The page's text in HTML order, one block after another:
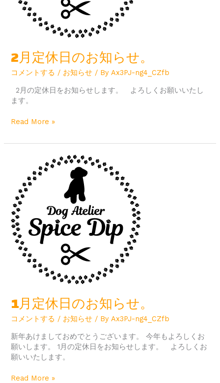
2月定休日のお知らせ。
コメントする / お知らせ / ByAx3PJ-ng4_CZfb
2月の定休日をお知らせします。 よろしくお願いいたし
ます。
せ。
Read More »
1月定休日のお知らせ。
コメントする / お知らせ / ByAx3PJ-ng4_CZfb
新年あけましておめでとうございます。 今年もよろしくお
願いします。 1月の定休日をお知らせします。 よろしくお
願いいたします。
日
の
お
知
ら
せ。
Read More »